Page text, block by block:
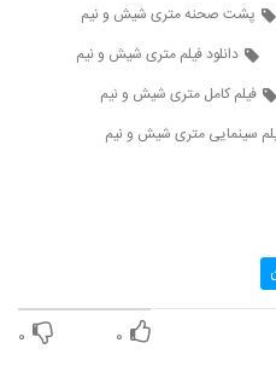
پشت صحنه متری شیش و نیم
دانلود فیلم متری شیش و نیم
فیلم کامل متری شیش و نیم
سینمایی متری شیش و نیم
۰ ۰